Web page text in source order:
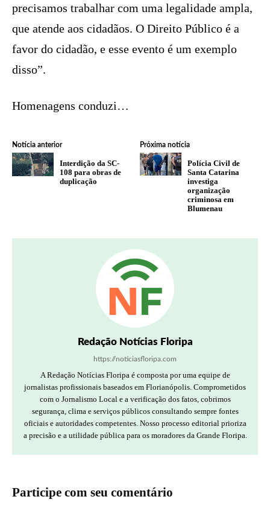
precisamos trabalhar com uma legalidade ampla,
que atende aos cidadãos. O Direito Público é a
favor do cidadão, e esse evento é um exemplo
disso”.
Homenagens conduzi…
Notícia anterior
Interdição da SC-
108 para obras de
duplicação
Próxima notícia
Polícia Civil de
Santa Catarina
investiga
organização
criminosa em
Blumenau
Redação Notícias Floripa
https://noticiasfloripa.com
A Redação Notícias Floripa é composta por uma equipe de
jornalistas profissionais baseados em Florianópolis. Comprometidos
com o Jornalismo Local e a verificação dos fatos, cobrimos
segurança, clima e serviços públicos consultando sempre fontes
oficiais e autoridades competentes. Nosso processo editorial prioriza
a precisão e a utilidade pública para os moradores da Grande Floripa.
Participe com seu comentário